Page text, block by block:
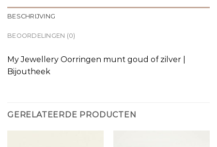
BESCHRIJVING
BEOORDELINGEN (0)
My Jewellery Oorringen munt goud of zilver |
Bijoutheek
GERELATEERDE PRODUCTEN